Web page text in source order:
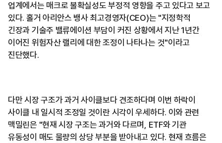
업계에서는 매크로 불확실성도 부정적 영향을 주고 있다고 보고
있다. 홀거 아리안스 뱅사 최고경영자(CEO)는 "지정학적
긴장과 기술주 밸류에이션 부담이 커진 상황에서 지난 1년간
이어진 위험자산 랠리에 대한 조정이 나타나는 것"이라고
진단했다.
다만 시장 구조가 과거 사이클보다 견조하다며 이번 하락이
사이클 내 일시적 조정일 것이란 시각이 우세하다. 이와 관련
맥밀린은 "현재 시장 구조는 과거와 다르며, ETF와 기관
유동성이 매도 물량의 상당 부분을 받아내고 있다. 현재 흐름은